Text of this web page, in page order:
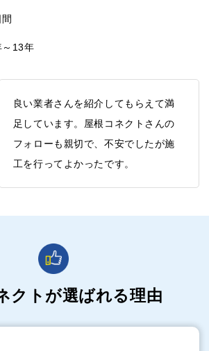
～13年
良い業者さんを紹介してもらえて満
足しています。屋根コネクトさんの
フォローも親切で、不安でしたが施
工を行ってよかったです。
クトが選ばれる理由